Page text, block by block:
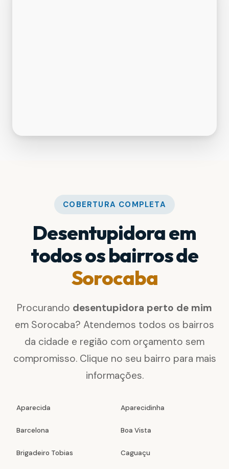
COBERTURA COMPLETA
Desentupidora em
todos os bairros de
Sorocaba
Procurando desentupidora perto de mim
em Sorocaba? Atendemos todos os bairros
da cidade e região com orçamento sem
compromisso. Clique no seu bairro para mais
informações.
Aparecida Aparecidinha
Barcelona Boa Vista
Brigadeiro Tobias Caguaçu